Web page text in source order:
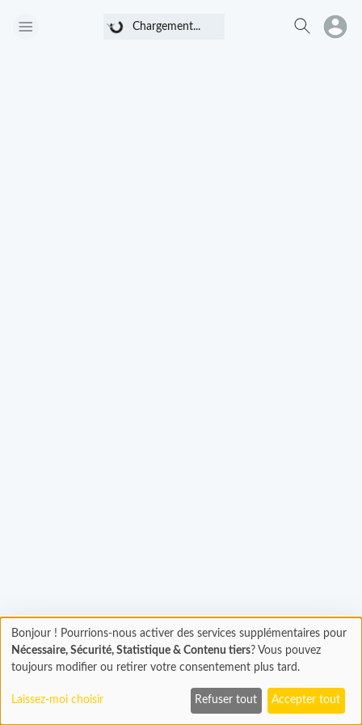
Chargement...
Chargement... Chargement
En cours...
Bonjour ! Pourrions-nous activer des services supplémentaires pour
Nécessaire, Sécurité, Statistique & Contenu tiers? Vous pouvez
toujours modifier ou retirer votre consentement plus tard.
Laissez-moi choisir Refuser tout Accepter tout